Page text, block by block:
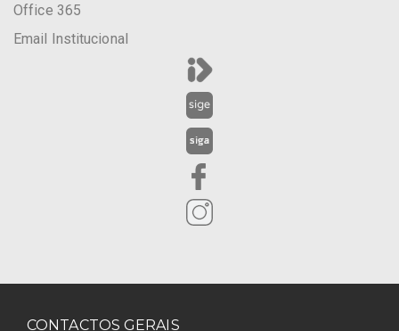
Office 365
Email Institucional
CONTACTOS GERAIS